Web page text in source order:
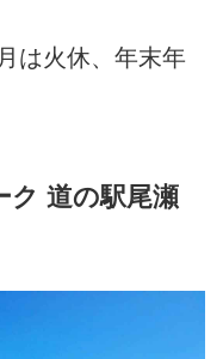
は火休、年末年
ク 道の駅尾瀬